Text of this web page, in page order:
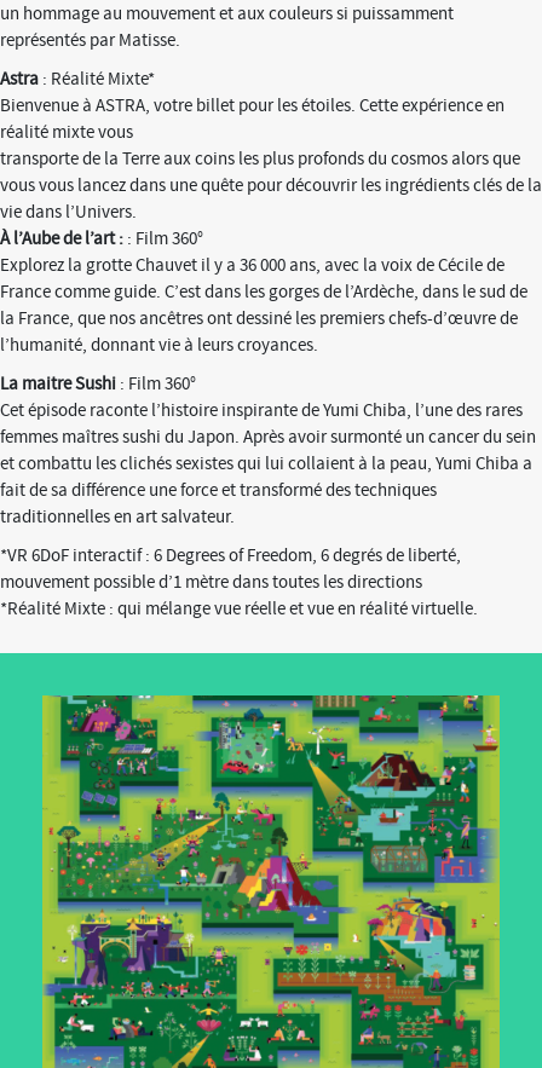
un hommage au mouvement et aux couleurs si puissamment
représentés par Matisse.
Astra : Réalité Mixte*
Bienvenue à ASTRA, votre billet pour les étoiles. Cette expérience en
réalité mixte vous
transporte de la Terre aux coins les plus profonds du cosmos alors que
vous vous lancez dans une quête pour découvrir les ingrédients clés de la
vie dans l’Univers.
À l’Aube de l’art : : Film 360°
Explorez la grotte Chauvet il y a 36 000 ans, avec la voix de Cécile de
France comme guide. C’est dans les gorges de l’Ardèche, dans le sud de
la France, que nos ancêtres ont dessiné les premiers chefs-d’œuvre de
l’humanité, donnant vie à leurs croyances.
La maitre Sushi : Film 360°
Cet épisode raconte l’histoire inspirante de Yumi Chiba, l’une des rares
femmes maîtres sushi du Japon. Après avoir surmonté un cancer du sein
et combattu les clichés sexistes qui lui collaient à la peau, Yumi Chiba a
fait de sa différence une force et transformé des techniques
traditionnelles en art salvateur.
*VR 6DoF interactif : 6 Degrees of Freedom, 6 degrés de liberté,
mouvement possible d’1 mètre dans toutes les directions
*Réalité Mixte : qui mélange vue réelle et vue en réalité virtuelle.